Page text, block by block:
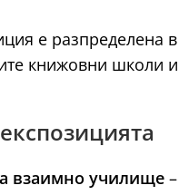
е разпределена
книжовни школи
взаимно училище